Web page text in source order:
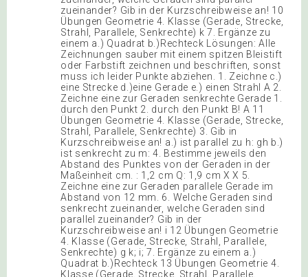
zueinander? Gib in der Kurzschreibweise an! 10
Übungen Geometrie 4. Klasse (Gerade, Strecke,
Strahl, Parallele, Senkrechte) k 7. Ergänze zu
einem a.) Quadrat b.)Rechteck Lösungen: Alle
Zeichnungen sauber mit einem spitzen Bleistift
oder Farbstift zeichnen und beschriften, sonst
muss ich leider Punkte abziehen. 1. Zeichne c.)
eine Strecke d.)eine Gerade e.) einen Strahl A 2.
Zeichne eine zur Geraden senkrechte Gerade 1.
durch den Punkt 2. durch den Punkt B! A 11
Übungen Geometrie 4. Klasse (Gerade, Strecke,
Strahl, Parallele, Senkrechte) 3. Gib in
Kurzschreibweise an! a.) ist parallel zu h: gh b.)
ist senkrecht zu m: 4. Bestimme jeweils den
Abstand des Punktes von der Geraden in der
Maßeinheit cm. : 1,2 cm Q: 1,9 cm X X 5.
Zeichne eine zur Geraden parallele Gerade im
Abstand von 12 mm. 6. Welche Geraden sind
senkrecht zueinander, welche Geraden sind
parallel zueinander? Gib in der
Kurzschreibweise an! i 12 Übungen Geometrie
4. Klasse (Gerade, Strecke, Strahl, Parallele,
Senkrechte) g k; i; 7. Ergänze zu einem a.)
Quadrat b.)Rechteck 13 Übungen Geometrie 4.
Klasse (Gerade, Strecke, Strahl, Parallele,